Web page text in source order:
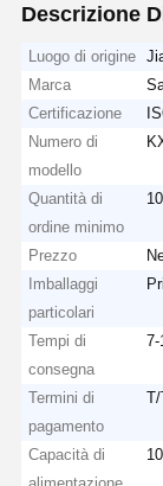
Descrizione
Luogo di origine
Marca
Certificazione
Numero di
modello
Quantità di
ordine minimo
Prezzo
Imballaggi
particolari
Tempi di
consegna
7-
Termini di
pagamento
T/
Capacità di